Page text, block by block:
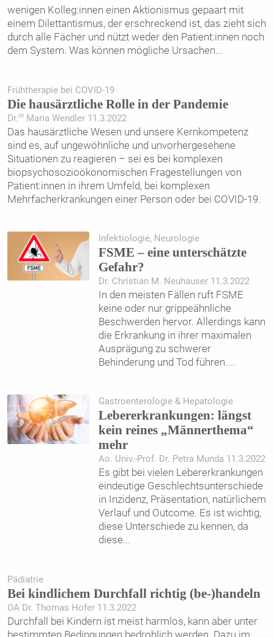
wenigen Kolleg:innen einen Aktionismus gepaart mit
einem Dilettantismus, der erschreckend ist, das zieht sich
durch alle Fächer und nützt weder den Patient:innen noch
dem System. Was können mögliche Ursachen...
Frühtherapie bei COVID-19
Die hausärztliche Rolle in der Pandemie
Dr.inMaria Wendler 11.3.2022
Das hausärztliche Wesen und unsere Kernkompetenz
sind es, auf ungewöhnliche und unvorhergesehene
Situationen zu reagieren – sei es bei komplexen
biopsychosozioökonomischen Fragestellungen von
Patient:innen in ihrem Umfeld, bei komplexen
Mehrfacherkrankungen einer Person oder bei COVID-19.
Infektiologie, Neurologie
FSME – eine unterschätzte
Gefahr?
Dr. Christian M. Neuhauser 11.3.2022
In den meisten Fällen ruft FSME
keine oder nur grippeähnliche
Beschwerden hervor. Allerdings kann
die Erkrankung in ihrer maximalen
Ausprägung zu schwerer
Behinderung und Tod führen....
Gastroenterologie & Hepatologie
Lebererkrankungen: längst
kein reines „Männerthema“
mehr
Ao. Univ.-Prof. Dr. Petra Munda 11.3.2022
Es gibt bei vielen Lebererkrankungen
eindeutige Geschlechtsunterschiede
in Inzidenz, Präsentation, natürlichem
Verlauf und Outcome. Es ist wichtig,
diese Unterschiede zu kennen, da
diese...
Pädiatrie
Bei kindlichem Durchfall richtig (be-)handeln
OA Dr. Thomas Hofer 11.3.2022
Durchfall bei Kindern ist meist harmlos, kann aber unter
bestimmten Bedingungen bedrohlich werden. Dazu im